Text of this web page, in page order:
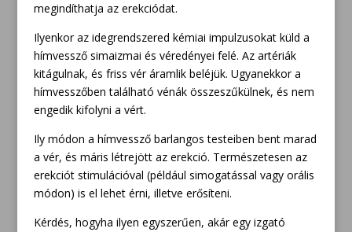
megindíthatja az erekciódat.
Ilyenkor az idegrendszered kémiai impulzusokat küld a
hímvessző simaizmai és véredényei felé. Az artériák
kitágulnak, és friss vér áramlik beléjük. Ugyanekkor a
hímvesszőben található vénák összeszűkülnek, és nem
engedik kifolyni a vért.
Ily módon a hímvessző barlangos testeiben bent marad
a vér, és máris létrejött az erekció. Természetesen az
erekciót stimulációval (például simogatással vagy orális
módon) is el lehet érni, illetve erősíteni.
Kérdés, hogyha ilyen egyszerűen, akár egy izgató